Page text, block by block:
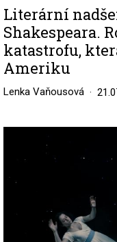
Literární
Shakespeara.
katastrofu,
Ameriku
Lenka Vaňousová